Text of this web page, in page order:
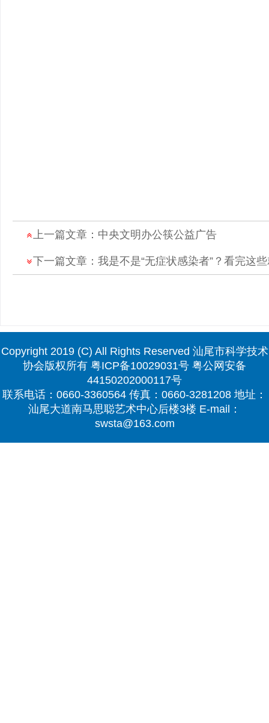
上一篇文章： 中央文明办公筷公益广告
下一篇文章： 我是不是“无症状感染者”？看完这
Copyright 2019 (C) All Rights Reserved 汕尾市科学技术
协会版权所有 粤ICP备10029031号 粤公网安备
44150202000117号
联系电话：0660-3360564 传真：0660-3281208 地址：
汕尾大道南马思聪艺术中心后楼3楼 E-mail：
swsta@163.com